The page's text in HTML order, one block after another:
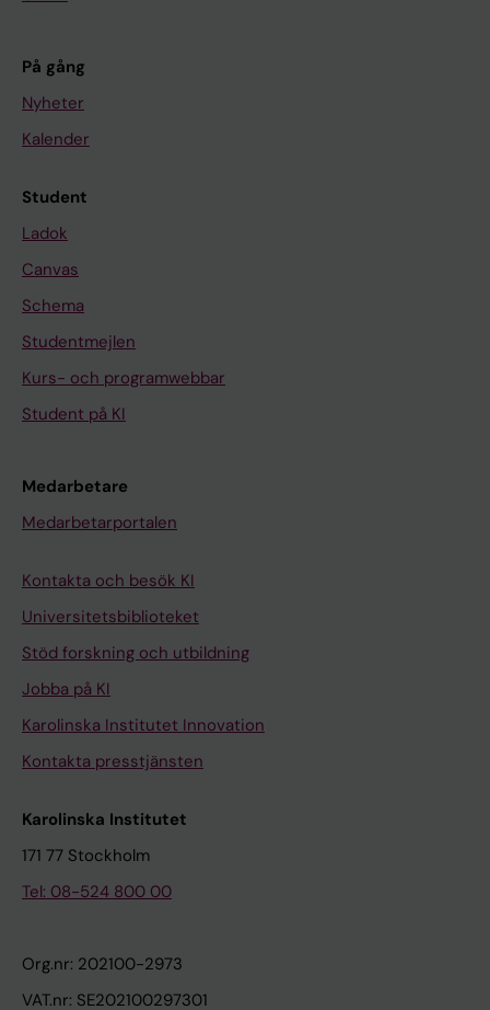
På gång
Nyheter
Kalender
Student
Ladok
Canvas
Schema
Studentmejlen
Kurs- och programwebbar
Student på KI
Medarbetare
Medarbetarportalen
Kontakta och besök KI
Universitetsbiblioteket
Stöd forskning och utbildning
Jobba på KI
Karolinska Institutet Innovation
Kontakta presstjänsten
Karolinska Institutet
171 77 Stockholm
Tel: 08-524 800 00
Org.nr: 202100-2973
VAT.nr: SE202100297301